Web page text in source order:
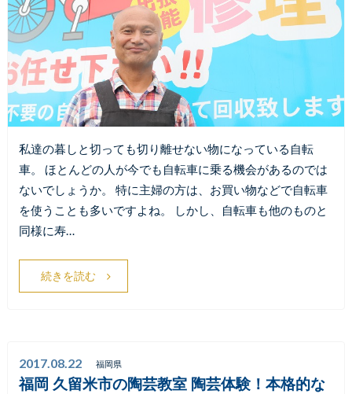
私達の暮しと切っても切り離せない物になっている自転
車。 ほとんどの人が今でも自転車に乗る機会があるのでは
ないでしょうか。 特に主婦の方は、お買い物などで自転車
を使うことも多いですよね。 しかし、自転車も他のものと
同様に寿…
続きを読む
2017.08.22 福岡県
福岡 久留米市の陶芸教室 陶芸体験！本格的な